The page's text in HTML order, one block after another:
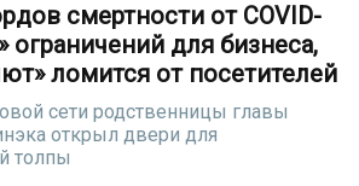
смертности от COVID-
ограничений для бизнеса,
ломится от посетителей
сети родственницы главы
открыл двери для
толпы